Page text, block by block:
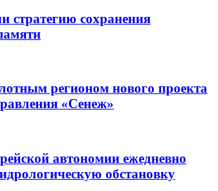
стратегию сохранения
регионом нового проекта
«Сенеж»
автономии ежедневно
обстановку